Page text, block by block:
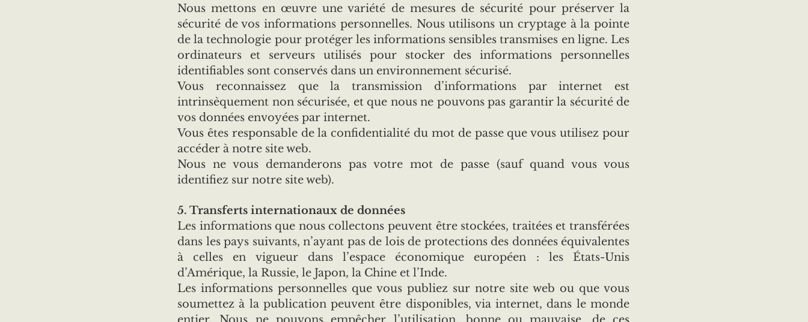
Nous mettons en œuvre une variété de mesures de sécurité pour préserver la
sécurité de vos informations personnelles. Nous utilisons un cryptage à la pointe
de la technologie pour protéger les informations sensibles transmises en ligne. Les
ordinateurs et serveurs utilisés pour stocker des informations personnelles
identifiables sont conservés dans un environnement sécurisé.
​Vous reconnaissez que la transmission d’informations par internet est
intrinsèquement non sécurisée, et que nous ne pouvons pas garantir la sécurité de
vos données envoyées par internet.
Vous êtes responsable de la confidentialité du mot de passe que vous utilisez pour
accéder à notre site web.
Nous ne vous demanderons pas votre mot de passe (sauf quand vous vous
identifiez sur notre site web).
5. Transferts internationaux de données
Les informations que nous collectons peuvent être stockées, traitées et transférées
dans les pays suivants, n’ayant pas de lois de protections des données équivalentes
à celles en vigueur dans l’espace économique européen : les États-Unis
d’Amérique, la Russie, le Japon, la Chine et l’Inde.
Les informations personnelles que vous publiez sur notre site web ou que vous
soumettez à la publication peuvent être disponibles, via internet, dans le monde